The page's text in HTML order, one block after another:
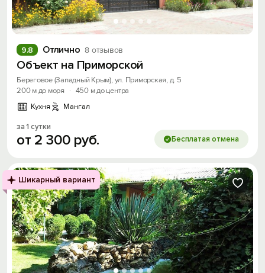
Отлично 8 отзывов
9.8
Объект на Приморской
Береговое (Западный Крым), ул. Приморская, д. 5
200 м до моря
· 450 м до центра
Кухня
Мангал
за 1 сутки
от 2 300 руб. Бесплатая отмена
Шикарный вариант